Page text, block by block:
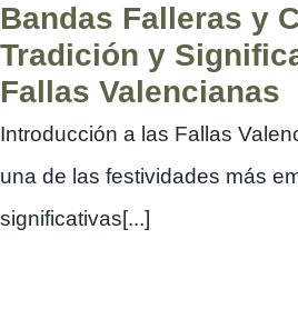
Bandas Falleras y
Tradición y
Fallas Valencianas
Introducción a las Fallas
una de las festividades más
significativas[...]